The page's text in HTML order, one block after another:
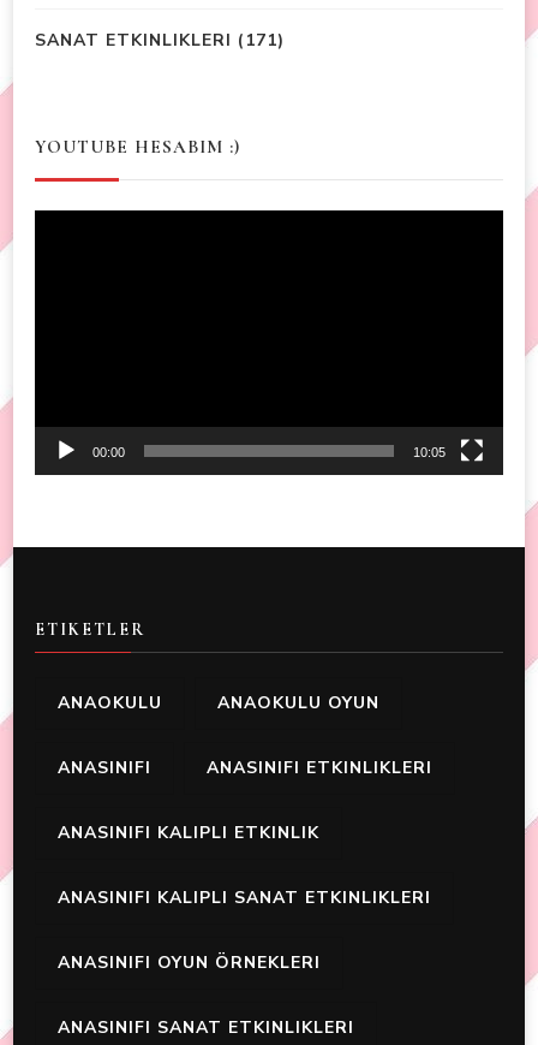
SANAT ETKINLIKLERI (171)
YOUTUBE HESABIM :)
00:00 10:05
ETIKETLER
ANAOKULU ANAOKULU OYUN
ANASINIFI ANASINIFI ETKINLIKLERI
ANASINIFI KALIPLI ETKINLIK
ANASINIFI KALIPLI SANAT ETKINLIKLERI
ANASINIFI OYUN ÖRNEKLERI
ANASINIFI SANAT ETKINLIKLERI